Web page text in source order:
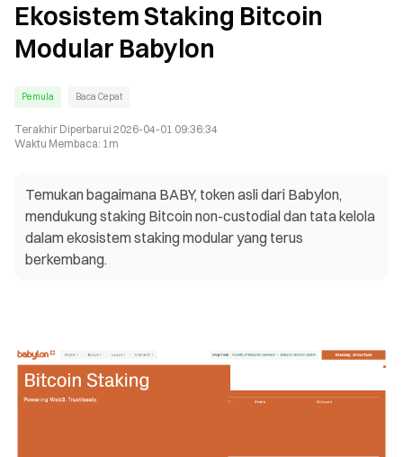
Ekosistem Staking Bitcoin
Modular Babylon
Pemula Baca Cepat
Terakhir Diperbarui 2026-04-01 09:36:34
Waktu Membaca: 1m
Temukan bagaimana BABY, token asli dari Babylon,
mendukung staking Bitcoin non-custodial dan tata kelola
dalam ekosistem staking modular yang terus
berkembang.